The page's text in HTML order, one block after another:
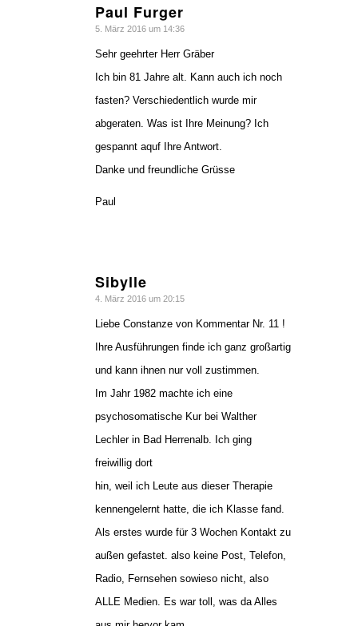
Paul Furger
sagte:
5. März 2016 um 14:36
Sehr geehrter Herr Gräber
Ich bin 81 Jahre alt. Kann auch ich noch
fasten? Verschiedentlich wurde mir
abgeraten. Was ist Ihre Meinung? Ich
gespannt aquf Ihre Antwort.
Danke und freundliche Grüsse
Paul
Sibylle
sagte:
4. März 2016 um 20:15
Liebe Constanze von Kommentar Nr. 11 !
Ihre Ausführungen finde ich ganz großartig
und kann ihnen nur voll zustimmen.
Im Jahr 1982 machte ich eine
psychosomatische Kur bei Walther
Lechler in Bad Herrenalb. Ich ging
freiwillig dort
hin, weil ich Leute aus dieser Therapie
kennengelernt hatte, die ich Klasse fand.
Als erstes wurde für 3 Wochen Kontakt zu
außen gefastet. also keine Post, Telefon,
Radio, Fernsehen sowieso nicht, also
ALLE Medien. Es war toll, was da Alles